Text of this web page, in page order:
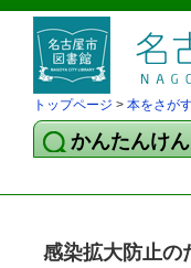
トップページ > 本をさが
かんたんけん
感染拡大防止の